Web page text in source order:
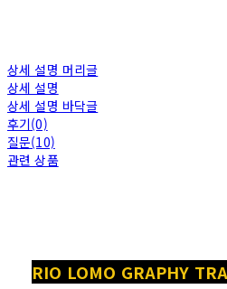
상세 설명 머리글
상세 설명
상세 설명 바닥글
후기(0)
질문(10)
관련 상품
RIO LOMO GRAPHY